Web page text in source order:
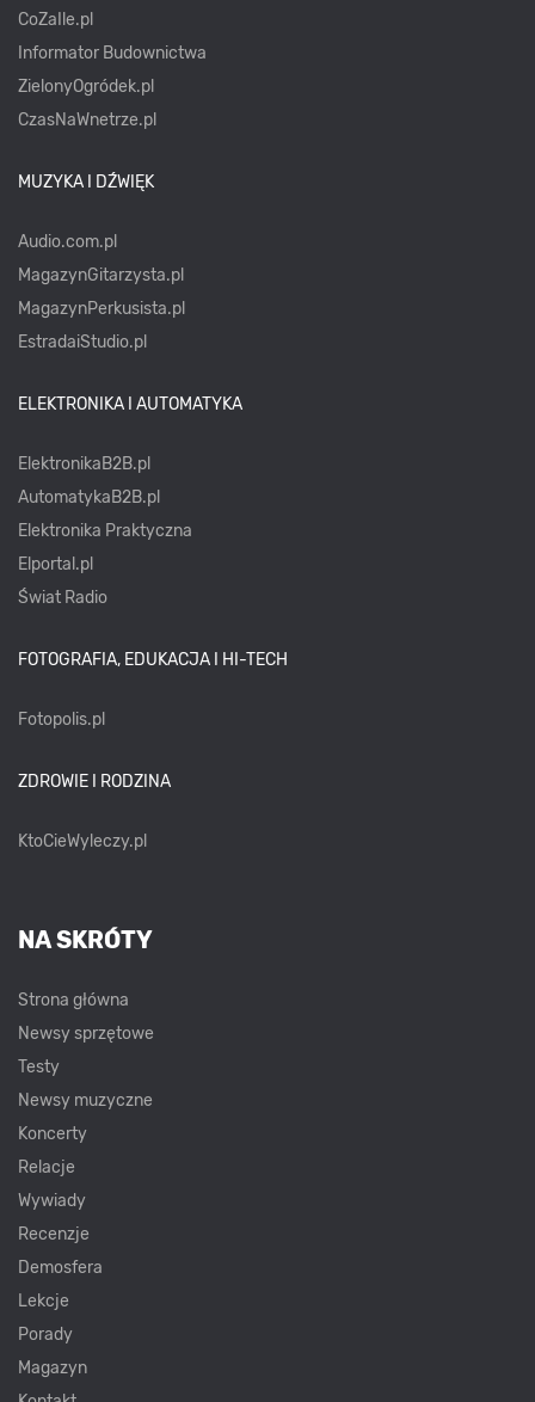
CoZaIle.pl
Informator Budownictwa
ZielonyOgródek.pl
CzasNaWnetrze.pl
MUZYKA I DŹWIĘK
Audio.com.pl
MagazynGitarzysta.pl
MagazynPerkusista.pl
EstradaiStudio.pl
ELEKTRONIKA I AUTOMATYKA
ElektronikaB2B.pl
AutomatykaB2B.pl
Elektronika Praktyczna
Elportal.pl
Świat Radio
FOTOGRAFIA, EDUKACJA I HI-TECH
Fotopolis.pl
ZDROWIE I RODZINA
KtoCieWyleczy.pl
NA SKRÓTY
Strona główna
Newsy sprzętowe
Testy
Newsy muzyczne
Koncerty
Relacje
Wywiady
Recenzje
Demosfera
Lekcje
Porady
Magazyn